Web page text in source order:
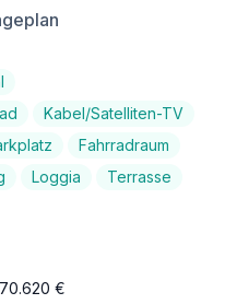
Kabel/Satelliten-TV
Fahrradraum
Loggia Terrasse
€